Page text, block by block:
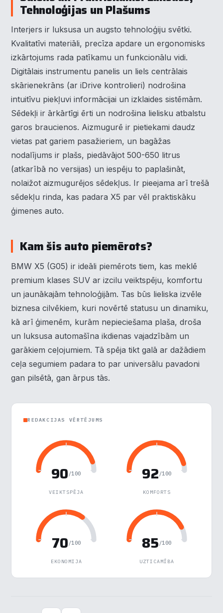
Tehnoloģijas un Plašums
Interjers ir luksusa un augsto tehnoloģiju svētki.
Kvalitatīvi materiāli, precīza apdare un ergonomisks
izkārtojums rada patīkamu un funkcionālu vidi.
Digitālais instrumentu panelis un liels centrālais
skārienekrāns (ar iDrive kontrolieri) nodrošina
intuitīvu piekļuvi informācijai un izklaides sistēmām.
Sēdekļi ir ārkārtīgi ērti un nodrošina lielisku atbalstu
garos braucienos. Aizmugurē ir pietiekami daudz
vietas pat gariem pasažieriem, un bagāžas
nodalījums ir plašs, piedāvājot 500-650 litrus
(atkarībā no versijas) un iespēju to paplašināt,
nolaižot aizmugurējos sēdekļus. Ir pieejama arī trešā
sēdekļu rinda, kas padara X5 par vēl praktiskāku
ģimenes auto.
Kam šis auto piemērots?
BMW X5 (G05) ir ideāli piemērots tiem, kas meklē
premium klases SUV ar izcilu veiktspēju, komfortu
un jaunākajām tehnoloģijām. Tas būs lieliska izvēle
biznesa cilvēkiem, kuri novērtē statusu un dinamiku,
kā arī ģimenēm, kurām nepieciešama plaša, droša
un luksusa automašīna ikdienas vajadzībām un
garākiem ceļojumiem. Tā spēja tikt galā ar dažādiem
ceļa segumiem padara to par universālu pavadoni
gan pilsētā, gan ārpus tās.
REDAKCIJAS VĒRTĒJUMS
90 /100
VEIKTSPĒJA
92 /100
KOMFORTS
70 /100
EKONOMIJA
85 /100
UZTICAMĪBA
Piekrišanas preferences
Mēs izmantojam sīkdatnes, lai palīdzētu jums efektīvi
pārvietoties un veikt noteiktas funkcijas. Zemāk katras
piekrišanas kategorijā atradīsiet detalizētu informāciju par
visām sīk... Rādīt vairāk
▶ Nepieciešamās Vienmēr aktīvs
Funkcionālais
Reklāma
Saglabāt preferences
Pieņemt visu